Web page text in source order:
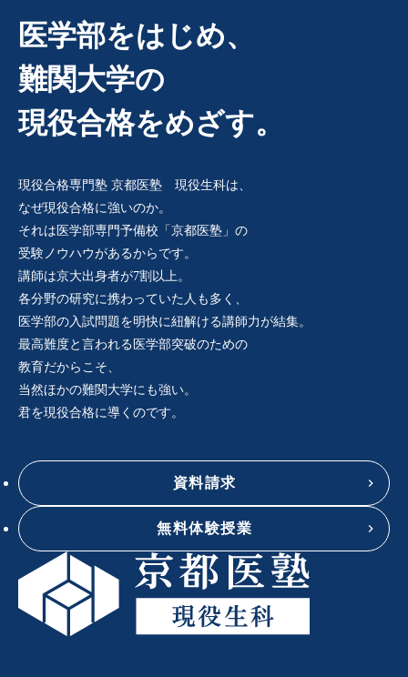
医学部をはじめ、
難関大学の
現役合格をめざす。
現役合格専門塾 京都医塾 現役生科は、
なぜ現役合格に強いのか。
それは医学部専門予備校「京都医塾」の
受験ノウハウがあるからです。
講師は京大出身者が7割以上。
各分野の研究に携わっていた人も多く、
医学部の入試問題を明快に紐解ける講師力が結集。
最高難度と言われる医学部突破のための
教育だからこそ、
当然ほかの難関大学にも強い。
君を現役合格に導くのです。
資料請求
無料体験授業